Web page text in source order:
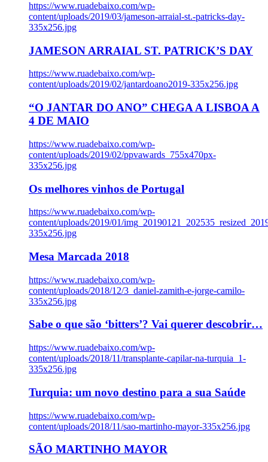
https://www.ruadebaixo.com/wp-
content/uploads/2019/03/jameson-arraial-st.-patricks-day-
335x256.jpg
JAMESON ARRAIAL ST. PATRICK’S DAY
https://www.ruadebaixo.com/wp-
content/uploads/2019/02/jantardoano2019-335x256.jpg
“O JANTAR DO ANO” CHEGA A LISBOA A
4 DE MAIO
https://www.ruadebaixo.com/wp-
content/uploads/2019/02/ppvawards_755x470px-
335x256.jpg
Os melhores vinhos de Portugal
https://www.ruadebaixo.com/wp-
content/uploads/2019/01/
335x256.jpg
Mesa Marcada 2018
https://www.ruadebaixo.com/wp-
content/uploads/2018/12/3_daniel-zamith-e-jorge-camilo-
335x256.jpg
Sabe o que são ‘bitters’? Vai querer descobrir…
https://www.ruadebaixo.com/wp-
content/uploads/2018/11/transplante-capilar-na-turquia_1-
335x256.jpg
Turquia: um novo destino para a sua Saúde
https://www.ruadebaixo.com/wp-
content/uploads/2018/11/sao-martinho-mayor-335x256.jpg
SÃO MARTINHO MAYOR